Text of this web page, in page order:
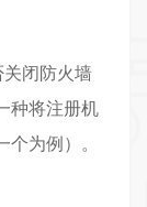
闭防火墙
种将注册机
为例）。